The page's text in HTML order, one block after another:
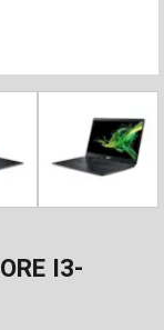
I3-